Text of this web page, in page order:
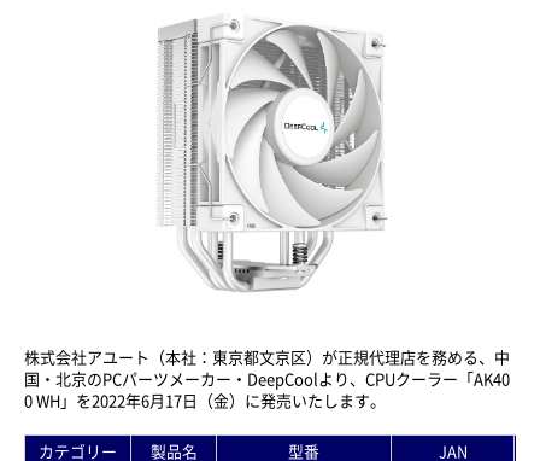
株式会社アユート（本社：東京都文京区）が正規代理店を務める、中
国・北京のPCパーツメーカー・DeepCoolより、CPUクーラー「AK40
0 WH」を2022年6月17日（金）に発売いたします。
カテゴリー 製品名 型番 JAN